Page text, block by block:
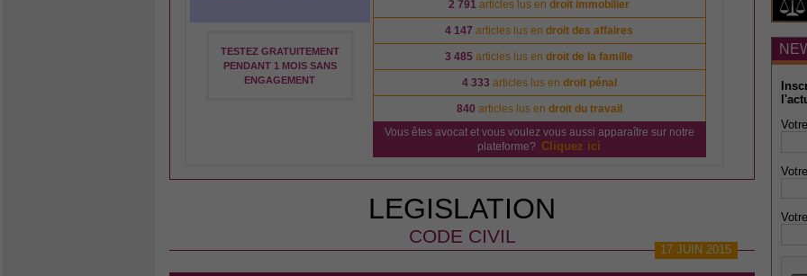
TESTEZ GRATUITEMENT
PENDANT 1 MOIS SANS
ENGAGEMENT
2 791 articles lus endroit immobilier
4 147 articles lus endroit des affaires
3 485 articles lus endroit de la famille
4 333 articles lus en droit pénal
840 articles lus en droit du travail
Vous êtes avocat et vous voulez vous aussi apparaître sur notre
plateforme? Cliquez ici
LEGISLATION
CODE CIVIL
17 JUIN 2015